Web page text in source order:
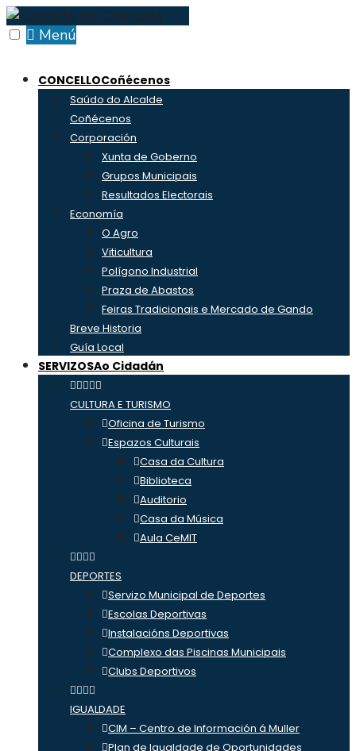
Skip
to
Menú
CONCELLOCoñécenos
Saúdo do Alcalde
Coñécenos
Corporación
Xunta de Goberno
Grupos Municipais
Resultados Electorais
Economía
O Agro
Viticultura
Polígono Industrial
Praza de Abastos
Feiras Tradicionais e Mercado de Gando
Breve Historia
Guía Local
SERVIZOSAo Cidadán
CULTURA E TURISMO
Oficina de Turismo
Espazos Culturais
Casa da Cultura
Biblioteca
Auditorio
Casa da Música
Aula CeMIT
DEPORTES
Servizo Municipal de Deportes
Escolas Deportivas
Instalacións Deportivas
Complexo das Piscinas Municipais
Clubs Deportivos
IGUALDADE
CIM – Centro de Información á Muller
Plan de Igualdade de Oportunidades